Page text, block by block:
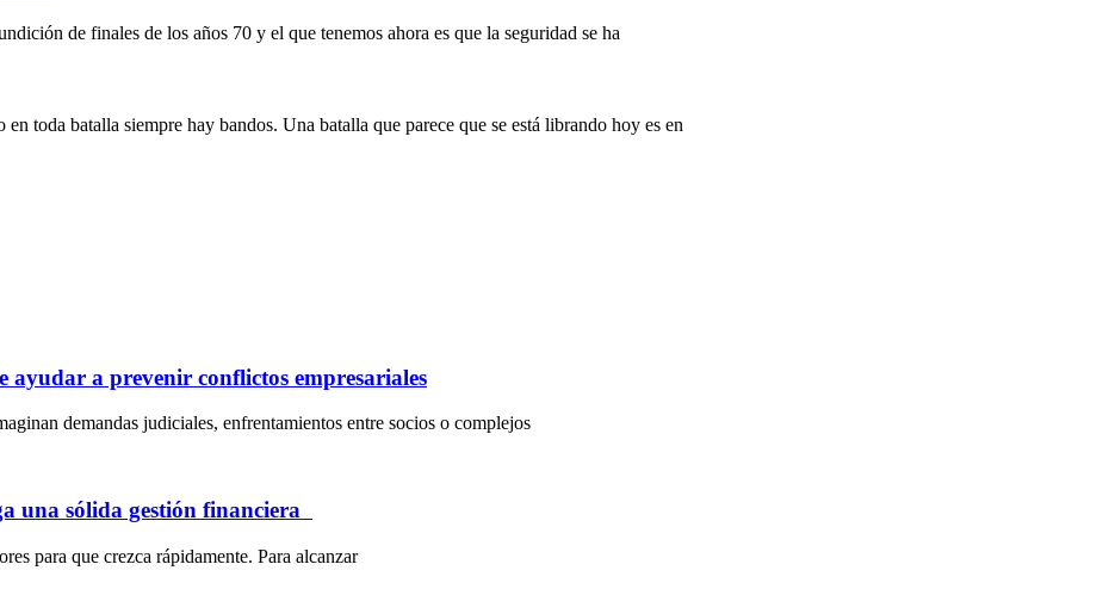
de finales de los años 70 y el que tenemos ahora es que la seguridad se ha
toda batalla siempre hay bandos. Una batalla que parece que se está librando hoy es en
ayudar a prevenir conflictos empresariales
demandas judiciales, enfrentamientos entre socios o complejos
una sólida gestión financiera
para que crezca rápidamente. Para alcanzar